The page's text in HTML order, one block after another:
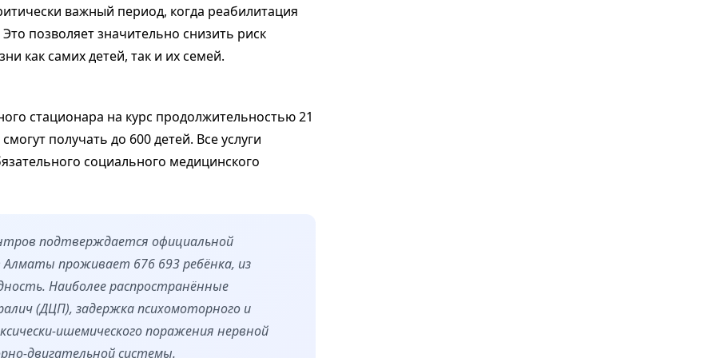
важный период, когда реабилитация
позволяет значительно снизить риск
как самих детей, так и их семей.
стационара на курс продолжительностью 21
получать до 600 детей. Все услуги
социального медицинского
подтверждается официальной
проживает 676 693 ребёнка, из
Наиболее распространённые
(ДЦП), задержка психомоторного и
ишемического поражения нервной
двигательной системы.